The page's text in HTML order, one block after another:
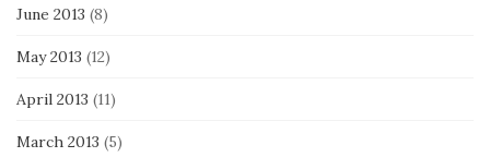
June 2013 (8)
May 2013 (12)
April 2013 (11)
March 2013 (5)